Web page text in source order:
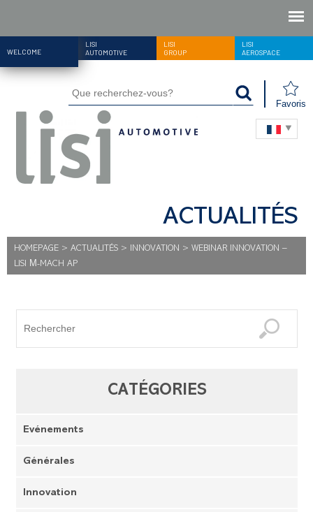
WELCOME
LISI
AUTOMOTIVE
LISI
GROUP
LISI
AEROSPACE
Favoris
ACTUALITÉS
HOMEPAGE > ACTUALITÉS > INNOVATION > WEBINAR INNOVATION –
LISI Μ-MACH AP
CATÉGORIES
Evénements
Générales
Innovation